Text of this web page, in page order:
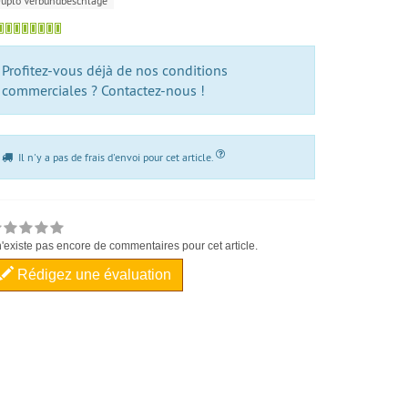
Profitez-vous déjà de nos conditions
commerciales ? Contactez-nous !
Il n'y a pas de frais d'envoi pour cet article.
pas encore de commentaires pour cet article.
Rédigez une évaluation